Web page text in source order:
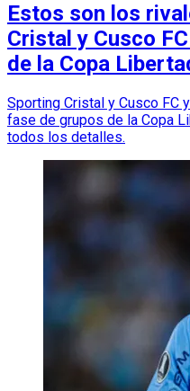
Estos son los
Cristal y Cusco
de la Copa
Sporting Cristal y Cusco FC
fase de grupos de la Copa
todos los detalles.